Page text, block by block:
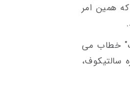
همین امر
خطاب می